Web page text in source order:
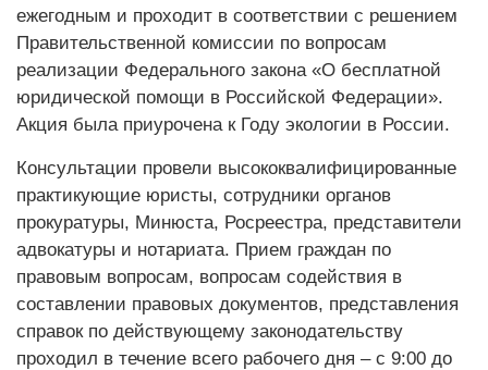
ежегодным и проходит в соответствии с решением
Правительственной комиссии по вопросам
реализации Федерального закона «О бесплатной
юридической помощи в Российской Федерации».
Акция была приурочена к Году экологии в России.
Консультации провели высококвалифицированные
практикующие юристы, сотрудники органов
прокуратуры, Минюста, Росреестра, представители
адвокатуры и нотариата. Прием граждан по
правовым вопросам, вопросам содействия в
составлении правовых документов, представления
справок по действующему законодательству
проходил в течение всего рабочего дня – с 9:00 до